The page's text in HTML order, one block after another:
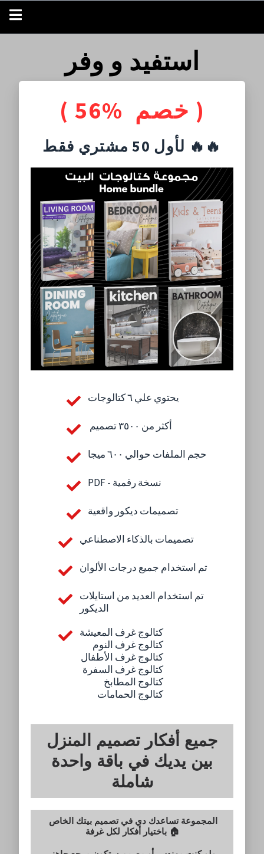
استفيد و وفر
( خصم %56 )
لأول 50 مشتري فقط 🔥🔥
يحتوي علي ٦ كتالوجات
أكثر من ٣٥٠٠ تصميم
حجم الملفات حوالي ٦٠٠ ميجا
تصميمات ديكور واقعية
تصميمات بالذكاء الاصطناعي
تم استخدام جميع درجات الألوان
تم استخدام العديد من استايلات
الديكور
كتالوج غرف المعيشة
كتالوج غرف النوم
كتالوج غرف الأطفال
كتالوج غرف السفرة
كتالوج المطابخ
كتالوج الحمامات
جميع أفكار تصميم المنزل
بين يديك في باقة واحدة
شاملة
باختيار أفكار لكل غرفة 🏠